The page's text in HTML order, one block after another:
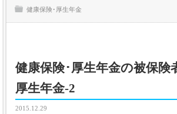
健康保険･厚生年金
健康保険･厚生年金の被保険
厚生年金-2
2015.12.29